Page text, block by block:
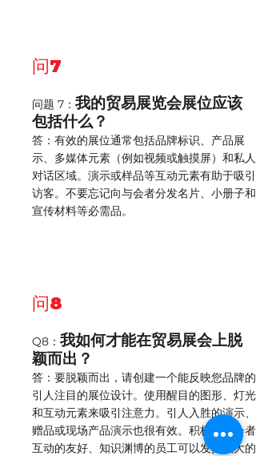
问7
问题 7： 我的贸易展览会展位应该
包括什么？
答：有效的展位通常包括品牌标识、产品展
示、多媒体元素（例如视频或触摸屏）和私人
对话区域。演示或样品等互动元素有助于吸引
访客。不要忘记向与会者分发名片、小册子和
宣传材料等必需品。
问8
Q8： 我如何才能在贸易展会上脱
颖而出？
答：要脱颖而出，请创建一个能反映您品牌的
引人注目的展位设计。使用醒目的图形、灯光
和互动元素来吸引注意力。引人入胜的演示、
赠品或现场产品演示也很有效。积极与与会者
互动的友好、知识渊博的员工可以发挥很大的